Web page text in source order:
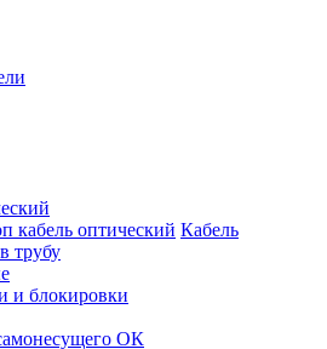
кабель оптический Кабель
трубу
и блокировки
ОК